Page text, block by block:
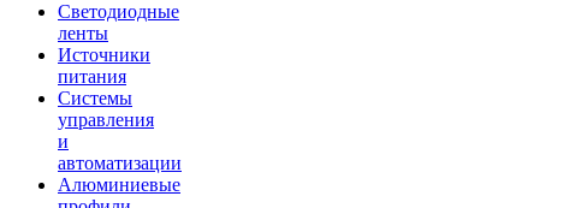
Светодиодные
ленты
Источники
питания
Системы
управления
и
автоматизации
Алюминиевые